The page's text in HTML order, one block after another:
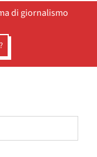
di giornalismo